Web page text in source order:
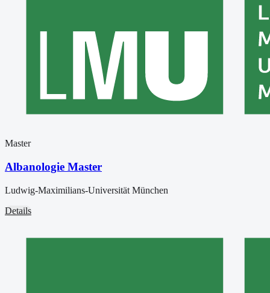
Master
Albanologie Master
Ludwig-Maximilians-Universität München
Details